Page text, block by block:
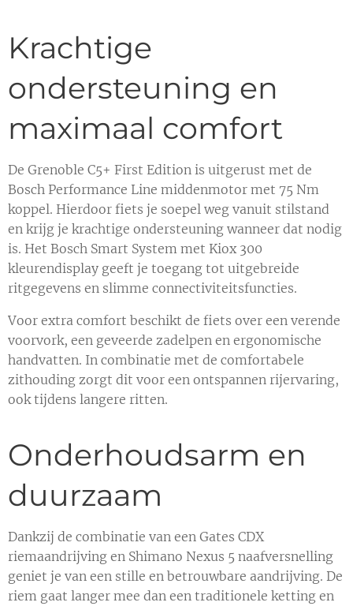
Krachtige
ondersteuning en
maximaal comfort
De Grenoble C5+ First Edition is uitgerust met de
Bosch Performance Line middenmotor met 75 Nm
koppel. Hierdoor fiets je soepel weg vanuit stilstand
en krijg je krachtige ondersteuning wanneer dat nodig
is. Het Bosch Smart System met Kiox 300
kleurendisplay geeft je toegang tot uitgebreide
ritgegevens en slimme connectiviteitsfuncties.
Voor extra comfort beschikt de fiets over een verende
voorvork, een geveerde zadelpen en ergonomische
handvatten. In combinatie met de comfortabele
zithouding zorgt dit voor een ontspannen rijervaring,
ook tijdens langere ritten.
Onderhoudsarm en
duurzaam
Dankzij de combinatie van een Gates CDX
riemaandrijving en Shimano Nexus 5 naafversnelling
geniet je van een stille en betrouwbare aandrijving. De
riem gaat langer mee dan een traditionele ketting en